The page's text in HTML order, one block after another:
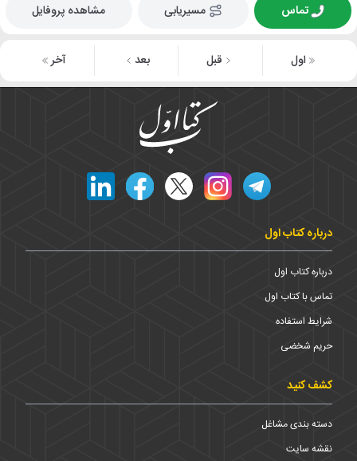
تماس مسیریابی مشاهده پروفایل
اول قبل بعد آخر
درباره کتاب اول
درباره کتاب اول
تماس با کتاب اول
شرایط استفاده
حریم شخضی
کشف کنید
دسته بندی مشاغل
نقشه سایت